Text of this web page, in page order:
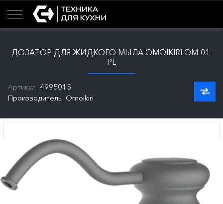
ДОЗАТОР ДЛЯ ЖИДКОГО МЫЛА OMOIKIRI ОМ-01-
PL
Артикул: 4995015
Производитель: Omoikiri